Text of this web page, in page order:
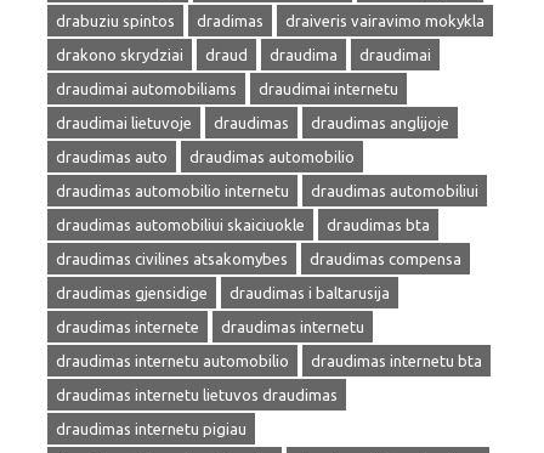
drabuziu spintos
dradimas
draiveris vairavimo mokykla
drakono skrydziai
draud draudima
draudimai
draudimai automobiliams
draudimai internetu
draudimai lietuvoje
draudimas
draudimas anglijoje
draudimas auto
draudimas automobilio
draudimas automobilio internetu
draudimas automobiliui
draudimas automobiliui skaiciuokle
draudimas bta
draudimas civilines atsakomybes
draudimas compensa
draudimas gjensidige
draudimas i baltarusija
draudimas internete
draudimas internetu
draudimas internetu automobilio
draudimas internetu bta
draudimas internetu lietuvos draudimas
draudimas internetu pigiau